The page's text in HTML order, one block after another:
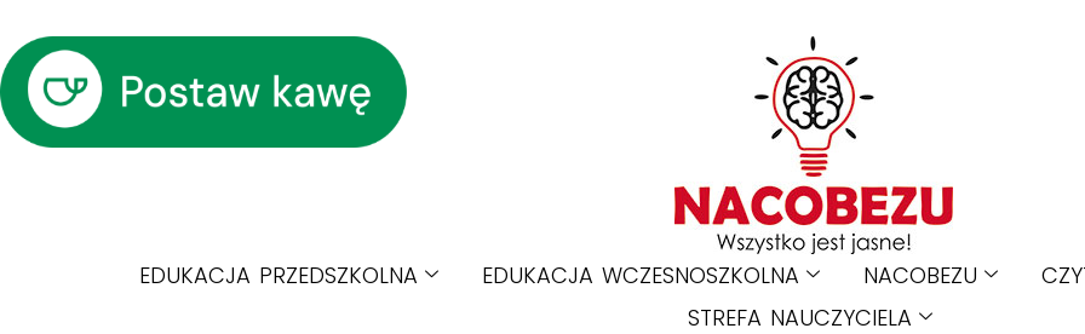
EDUKACJA PRZEDSZKOLNA EDUKACJA WCZESNOSZKOLNA NACOBEZU
STREFA NAUCZYCIELA